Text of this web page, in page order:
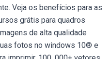
Veja os benefícios para as
grátis para quadros
de alta qualidade
fotos no windows 10® e